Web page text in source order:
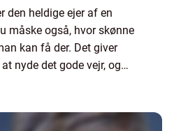
den heldige ejer af en
måske også, hvor skønne
kan få der. Det giver
nyde det gode vejr, og